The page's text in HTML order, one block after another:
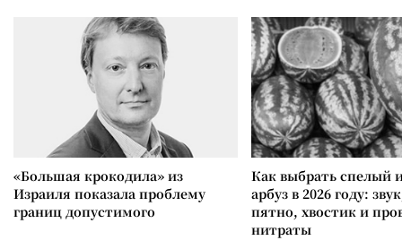
«Большая крокодила» из
Израиля показала проблему
границ допустимого
Как выбрать спелый
арбуз в 2026 году:
пятно, хвостик и
нитраты